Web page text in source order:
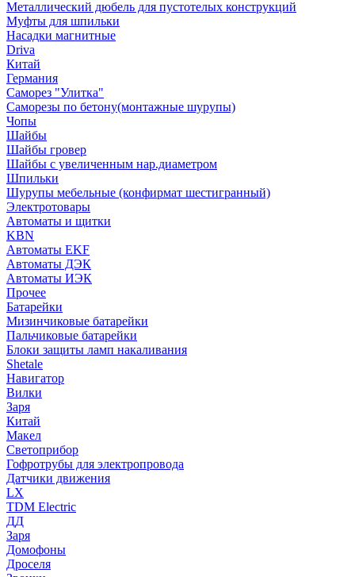
Металлический дюбель для пустотелых конструкций
Муфты для шпильки
Насадки магнитные
Driva
Китай
Германия
Саморез "Улитка"
Саморезы по бетону(монтажные шурупы)
Чопы
Шайбы
Шайбы гровер
Шайбы с увеличенным нар.диаметром
Шпильки
Шурупы мебельные (конфирмат шестигранный)
Электротовары
Автоматы и щитки
KBN
Автоматы EKF
Автоматы ДЭК
Автоматы ИЭК
Прочее
Батарейки
Мизинчиковые батарейки
Пальчиковые батарейки
Блоки защиты ламп накаливания
Shetale
Навигатор
Вилки
Заря
Китай
Макел
Светоприбор
Гофротрубы для электропровода
Датчики движения
LX
TDM Electric
ДД
Заря
Домофоны
Дроселя